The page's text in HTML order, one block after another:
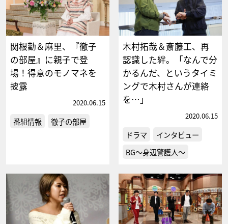
関根勤＆麻里、『徹子
の部屋』に親子で登
場！得意のモノマネを
披露
2020.06.15
番組情報 徹子の部屋
木村拓哉＆斎藤工、再
認識した絆。「なんで分
かるんだ、というタイミ
ングで木村さんが連絡
を…」
2020.06.15
ドラマ
インタビュー
BG～身辺警護人～